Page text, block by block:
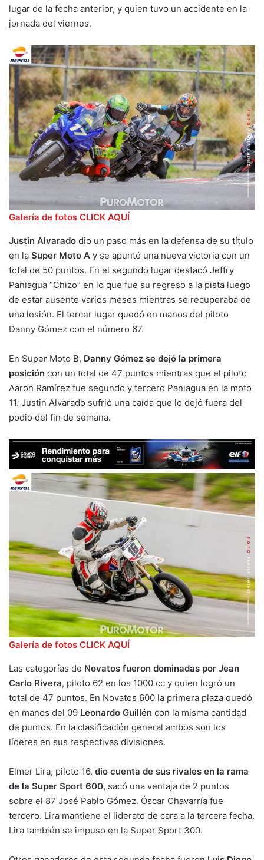
lugar de la fecha anterior, y quien tuvo un accidente en la
jornada del viernes.
Galería de fotos CLICK AQUÍ
Justin Alvarado dio un paso más en la defensa de su título
en la Super Moto A y se apuntó una nueva victoria con un
total de 50 puntos. En el segundo lugar destacó Jeffry
Paniagua “Chizo” en lo que fue su regreso a la pista luego
de estar ausente varios meses mientras se recuperaba de
una lesión. El tercer lugar quedó en manos del piloto
Danny Gómez con el número 67.
En Super Moto B, Danny Gómez se dejó la primera
posición con un total de 47 puntos mientras que el piloto
Aaron Ramírez fue segundo y tercero Paniagua en la moto
11. Justin Alvarado sufrió una caída que lo dejó fuera del
podio del fin de semana.
Galería de fotos CLICK AQUÍ
Las categorías de Novatos fueron dominadas por Jean
Carlo Rivera, piloto 62 en los 1000 cc y quien logró un
total de 47 puntos. En Novatos 600 la primera plaza quedó
en manos del 09 Leonardo Guillén con la misma cantidad
de puntos. En la clasificación general ambos son los
líderes en sus respectivas divisiones.
Elmer Lira, piloto 16, dio cuenta de sus rivales en la rama
de la Super Sport 600, sacó una ventaja de 2 puntos
sobre el 87 José Pablo Gómez. Óscar Chavarría fue
tercero. Lira mantiene el liderato de cara a la tercera fecha.
Lira también se impuso en la Super Sport 300.